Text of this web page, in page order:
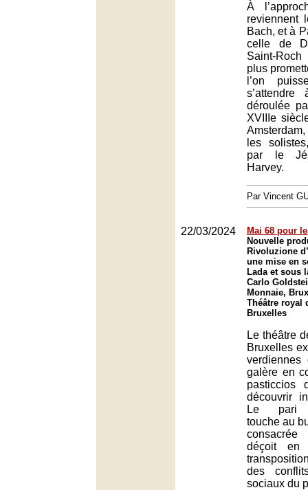
À
reviennent
Bach, et à
celle de
Saint-
plus
l’on
déroulée
XVIIIe
les
par le
Harvey.
Par Vincent
22/03/2024
Mai 68 pour
Nouvelle
Rivoluzione
une mise en
Lada et sous
Carlo
Monnaie,
Théâtre royal
Bruxelles
Le théâtre
Bruxelles
galère en
pasticcios
découvrir
Le pari
touche au
déçoit
des
sociaux du